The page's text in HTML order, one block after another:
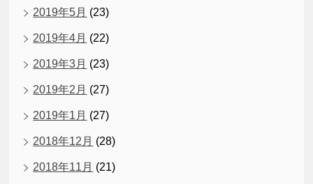
2019年5月 (23)
2019年4月 (22)
2019年3月 (23)
2019年2月 (27)
2019年1月 (27)
2018年12月 (28)
2018年11月 (21)